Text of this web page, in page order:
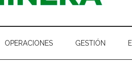
OPERACIONES GESTIÓN